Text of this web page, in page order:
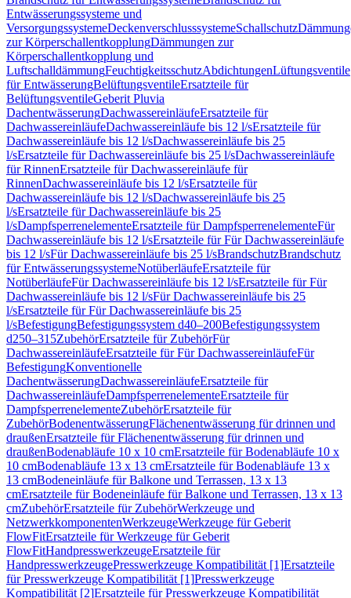
Entwässerungssysteme und
VersorgungssystemeDeckenverschlusssystemeSchallschutz
zur KörperschallentkopplungDämmungen zur
Körperschallentkopplung und
LuftschalldämmungFeuchtigkeitsschutzAbdichtungenLüftungsventile
für EntwässerungBelüftungsventileErsatzteile für
BelüftungsventileGeberit Pluvia
DachentwässerungDachwassereinläufeErsatzteile für
DachwassereinläufeDachwassereinläufe bis 12 l/sErsatzteile für
Dachwassereinläufe bis 12 l/sDachwassereinläufe bis 25
l/sErsatzteile für Dachwassereinläufe bis 25 l/sDachwassereinläufe
für RinnenErsatzteile für Dachwassereinläufe für
RinnenDachwassereinläufe bis 12 l/sErsatzteile für
Dachwassereinläufe bis 12 l/sDachwassereinläufe bis 25
l/sErsatzteile für Dachwassereinläufe bis 25
l/sDampfsperrenelementeErsatzteile für DampfsperrenelementeFür
Dachwassereinläufe bis 12 l/sErsatzteile für Für Dachwassereinläufe
bis 12 l/sFür Dachwassereinläufe bis 25 l/sBrandschutzBrandschutz
für EntwässerungssystemeNotüberläufeErsatzteile für
NotüberläufeFür Dachwassereinläufe bis 12 l/sErsatzteile für Für
Dachwassereinläufe bis 12 l/sFür Dachwassereinläufe bis 25
l/sErsatzteile für Für Dachwassereinläufe bis 25
l/sBefestigungBefestigungssystem d40–200Befestigungssystem
d250–315ZubehörErsatzteile für ZubehörFür
DachwassereinläufeErsatzteile für Für DachwassereinläufeFür
BefestigungKonventionelle
DachentwässerungDachwassereinläufeErsatzteile für
DachwassereinläufeDampfsperrenelementeErsatzteile für
DampfsperrenelementeZubehörErsatzteile für
ZubehörBodenentwässerungFlächenentwässerung für drinnen und
draußenErsatzteile für Flächenentwässerung für drinnen und
draußenBodenabläufe 10 x 10 cmErsatzteile für Bodenabläufe 10 x
10 cmBodenabläufe 13 x 13 cmErsatzteile für Bodenabläufe 13 x
13 cmBodeneinläufe für Balkone und Terrassen, 13 x 13
cmErsatzteile für Bodeneinläufe für Balkone und Terrassen, 13 x 13
cmZubehörErsatzteile für ZubehörWerkzeuge und
NetzwerkkomponentenWerkzeugeWerkzeuge für Geberit
FlowFitErsatzteile für Werkzeuge für Geberit
FlowFitHandpresswerkzeugeErsatzteile für
HandpresswerkzeugePresswerkzeuge Kompatibilität [1]Ersatzteile
für Presswerkzeuge Kompatibilität [1]Presswerkzeuge
Kompatibilität [2]Ersatzteile für Presswerkzeuge Kompatibilität